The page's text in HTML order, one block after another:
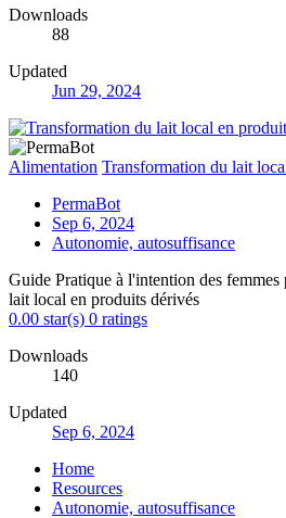
Downloads
88
Updated
Jun 29, 2024
Alimentation Transformation du lait
PermaBot
Sep 6, 2024
Autonomie, autosuffisance
Guide Pratique à l'intention des
lait local en produits dérivés
0.00 star(s) 0 ratings
Downloads
140
Updated
Sep 6, 2024
Home
Resources
Autonomie, autosuffisance